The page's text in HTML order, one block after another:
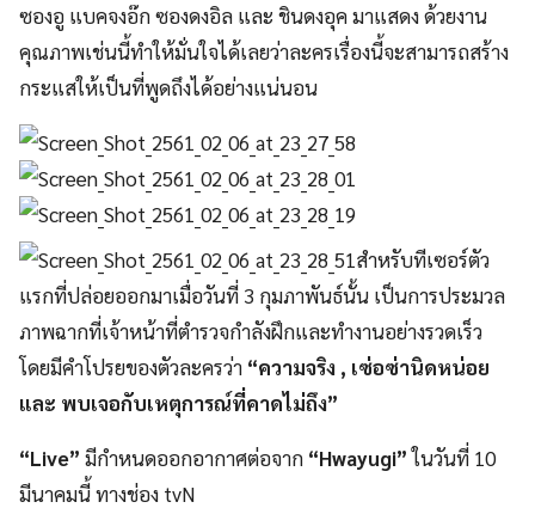
ซองอู แบคจงอ๊ก ซองดงอิล และ ชินดงอุค มาแสดง ด้วยงาน
คุณภาพเช่นนี้ทำให้มั่นใจได้เลยว่าละครเรื่องนี้จะสามารถสร้าง
กระแสให้เป็นที่พูดถึงได้อย่างแน่นอน
สำหรับทีเซอร์ตัว
แรกที่ปล่อยออกมาเมื่อวันที่ 3 กุมภาพันธ์นั้น เป็นการประมวล
ภาพฉากที่เจ้าหน้าที่ตำรวจกำลังฝึกและทำงานอย่างรวดเร็ว
โดยมีคำโปรยของตัวละครว่า “ความจริง , เซ่อซ่านิดหน่อย
และ พบเจอกับเหตุการณ์ที่คาดไม่ถึง”
“Live” มีกำหนดออกอากาศต่อจาก “Hwayugi”ในวันที่ 10
มีนาคมนี้ ทางช่อง tvN